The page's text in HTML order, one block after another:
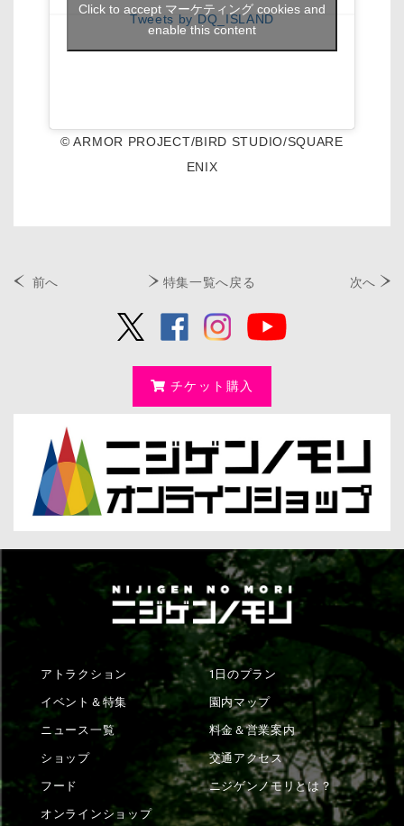
Tweets by DQ_ISLAND
Click to accept マーケティング cookies and
enable this content
© ARMOR PROJECT/BIRD STUDIO/SQUARE
ENIX
前へ 特集一覧へ戻る 次へ
チケット購入
アトラクション
イベント＆特集
ニュース一覧
ショップ
フード
オンラインショップ
1日のプラン
園内マップ
料金＆営業案内
交通アクセス
ニジゲンノモリとは？